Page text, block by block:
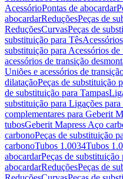
AcessórioPontas de abocardar
abocardarReduçõesPeças de
ReduçõesCurvasPeças de
substituição para Tês
substituição para Acessórios de
acessórios de transição
Uniões e acessórios de
dilataçãoPeças de substituição
de substituição para Tampas
substituição para Ligações
complementares para Geberit
tubosGeberit Mapress Aço
carbonoPeças de substituição
carbonoTubos 1.0034Tubos
abocardarPeças de substituição
abocardarReduçõesPeças de